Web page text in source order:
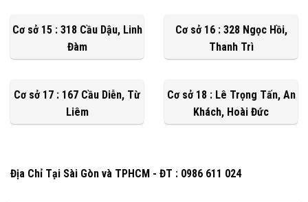
Cơ sở 15 : 318 Cầu Dậu, Linh
Đàm
Cơ sở 16 : 328 Ngọc Hồi,
Thanh Trì
Cơ sở 17 : 167 Cầu Diễn, Từ
Liêm
Cơ sở 18 : Lê Trọng Tấn, An
Khách, Hoài Đức
Địa Chỉ Tại Sài Gòn và TPHCM - ĐT : 0986 611 024